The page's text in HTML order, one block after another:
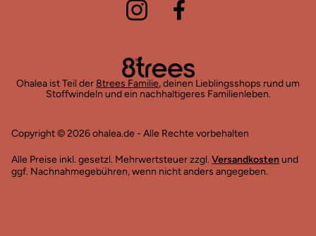
Ohalea ist Teil der8trees Familie, deinen Lieblingsshops rund um
Stoffwindeln und ein nachhaltigeres Familienleben.
Copyright © 2026 ohalea.de - Alle Rechte vorbehalten
Alle Preise inkl. gesetzl. Mehrwertsteuer zzgl. Versandkostenund
ggf. Nachnahmegebühren, wenn nicht anders angegeben.